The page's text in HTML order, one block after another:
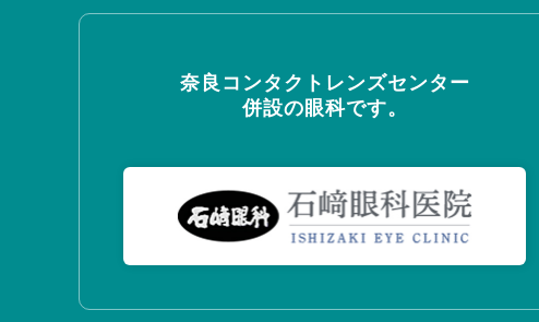
奈良コンタクトレンズセンター
併設の眼科です。